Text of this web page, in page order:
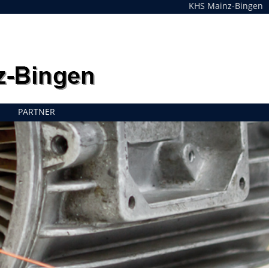
KHS Mainz-Bingen
PARTNER